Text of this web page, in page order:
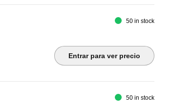
4 x USB 3.2 Gen 1
50 in stock
Entrar para ver precio
50 in stock